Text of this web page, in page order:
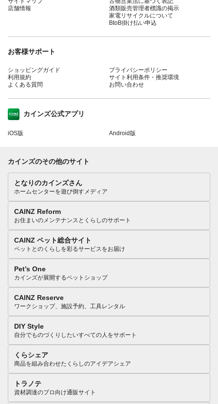
店舗情報
酒類販売管理者標識の掲示
家電リサイクルについて
BtoB掛け払い申込
お客様サポート
ショッピングガイド
利用規約
よくある質問
プライバシーポリシー
サイト利用条件・推奨環境
お問い合わせ
カインズ公式アプリ
iOS版 Android版
カインズのその他のサイト
となりのカインズさん
ホームセンターを遊び倒すメディア
CAINZ Reform
お住まいのメンテナンスとくらしのサポート
CAINZ ペット総合サイト
ペットとのくらしを彩るサービスをお届け
Pet’s One
カインズが展開するペットショップ
CAINZ Reserve
ワークショップ、施設予約、工具レンタル
DIY Style
自分でものづくりしたいすべての人をサポート
くらシェア
商品を組み合わせたくらしのアイデアシェア
トラノテ
資材調達のプロ向け通販サイト